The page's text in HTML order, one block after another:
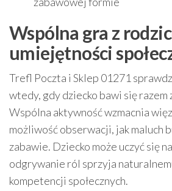
Wspólna gra z
umiejętności
Trefl Poczta i Sklep 01271
wtedy, gdy dziecko bawi się razem
Wspólna aktywność wzmacnia
możliwość obserwacji, jak maluch
zabawie. Dziecko może uczyć się
odgrywanie ról sprzyja
kompetencji społecznych.